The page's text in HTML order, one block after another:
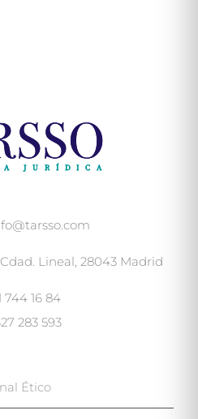
Lineal, 28043 Madrid
744 16 84
283 593
Ético